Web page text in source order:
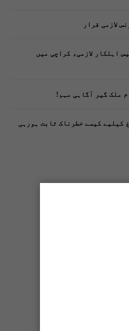
لازمی قرار
اہلکار لازمی، کراچی میں
ملک گیر آگاہی مہم!
کیلیے کیسے خطرناک ثابت ہورہی